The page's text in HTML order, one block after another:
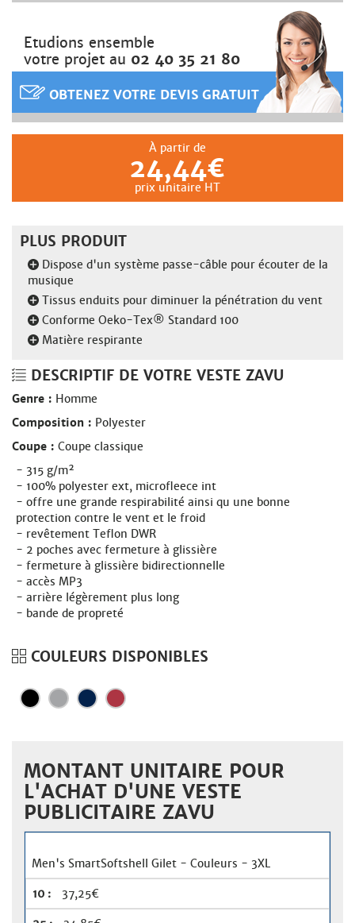
Etudions ensemble
votre projet au 02 40 35 21 80
OBTENEZ VOTRE DEVIS GRATUIT
À partir de
24,44€
prix unitaire HT
PLUS PRODUIT
Dispose d'un système passe-câble pour écouter de la
musique
Tissus enduits pour diminuer la pénétration du vent
Conforme Oeko-Tex® Standard 100
Matière respirante
DESCRIPTIF DE VOTRE VESTE ZAVU
Genre : Homme
Composition : Polyester
Coupe : Coupe classique
315 g/m²
100% polyester ext, microfleece int
offre une grande respirabilité ainsi qu une bonne
protection contre le vent et le froid
revêtement Teflon DWR
2 poches avec fermeture à glissière
fermeture à glissière bidirectionnelle
accès MP3
arrière légèrement plus long
bande de propreté
COULEURS DISPONIBLES
MONTANT UNITAIRE POUR
L'ACHAT D'UNE VESTE
PUBLICITAIRE ZAVU
Men's SmartSoftshell Gilet - Couleurs - 3XL
37,25€